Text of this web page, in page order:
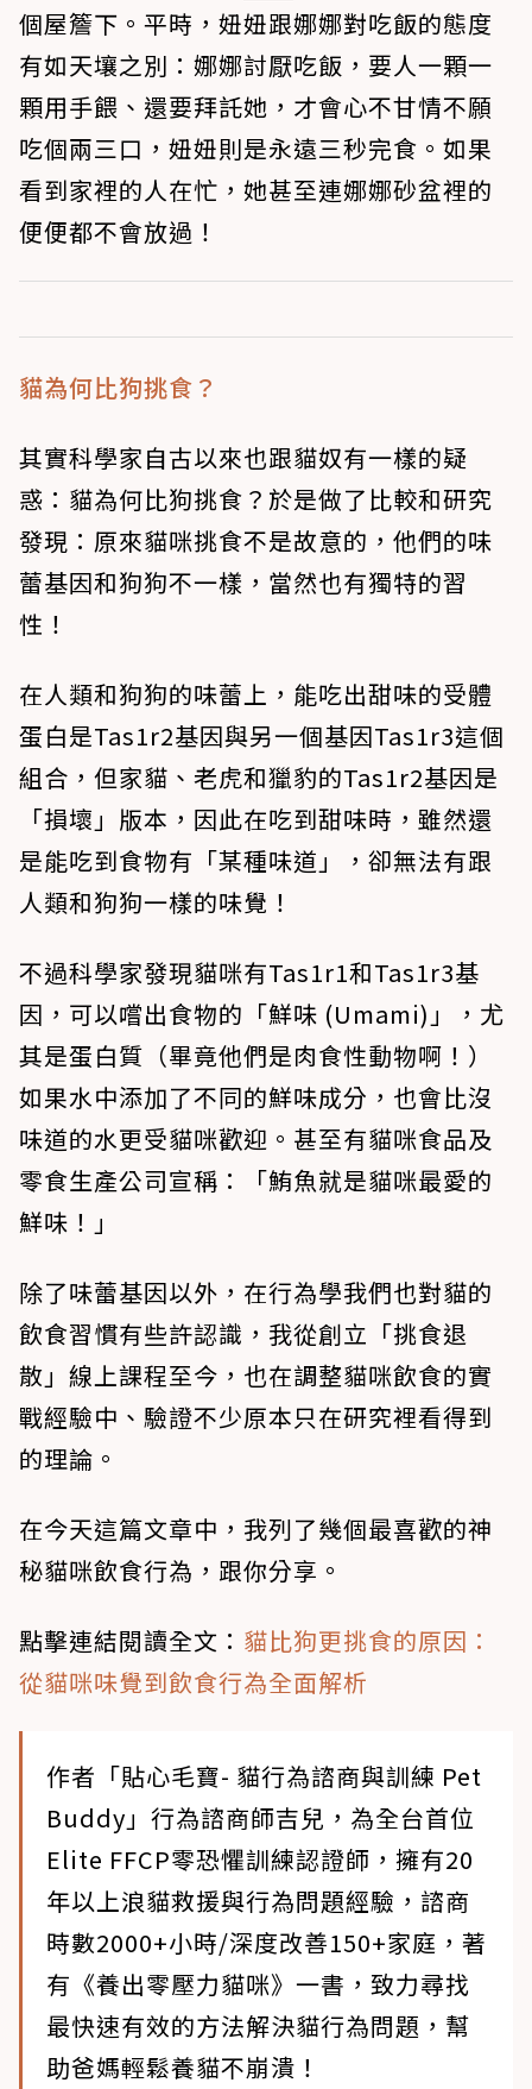
個屋簷下。平時，妞妞跟娜娜對吃飯的態度
有如天壤之別：娜娜討厭吃飯，要人一顆一
顆用手餵、還要拜託她，才會心不甘情不願
吃個兩三口，妞妞則是永遠三秒完食。如果
看到家裡的人在忙，她甚至連娜娜砂盆裡的
便便都不會放過！
貓為何比狗挑食？
其實科學家自古以來也跟貓奴有一樣的疑
惑：貓為何比狗挑食？於是做了比較和研究
發現：原來貓咪挑食不是故意的，他們的味
蕾基因和狗狗不一樣，當然也有獨特的習
性！
在人類和狗狗的味蕾上，能吃出甜味的受體
蛋白是Tas1r2基因與另一個基因Tas1r3這個
組合，但家貓、老虎和獵豹的Tas1r2基因是
「損壞」版本，因此在吃到甜味時，雖然還
是能吃到食物有「某種味道」，卻無法有跟
人類和狗狗一樣的味覺！
不過科學家發現貓咪有Tas1r1和Tas1r3基
因，可以嚐出食物的「鮮味 (Umami)」，尤
其是蛋白質（畢竟他們是肉食性動物啊！）
如果水中添加了不同的鮮味成分，也會比沒
味道的水更受貓咪歡迎。甚至有貓咪食品及
零食生產公司宣稱：「鮪魚就是貓咪最愛的
鮮味！」
除了味蕾基因以外，在行為學我們也對貓的
飲食習慣有些許認識，我從創立「挑食退
散」線上課程至今，也在調整貓咪飲食的實
戰經驗中、驗證不少原本只在研究裡看得到
的理論。
在今天這篇文章中，我列了幾個最喜歡的神
秘貓咪飲食行為，跟你分享。
點擊連結閱讀全文： 貓比狗更挑食的原因：
從貓咪味覺到飲食行為全面解析
作者「貼心毛寶- 貓行為諮商與訓練 Pet
Buddy」行為諮商師吉兒，為全台首位
Elite FFCP零恐懼訓練認證師，擁有20
年以上浪貓救援與行為問題經驗，諮商
時數2000+小時/深度改善150+家庭，著
有《養出零壓力貓咪》一書，致力尋找
最快速有效的方法解決貓行為問題，幫
助爸媽輕鬆養貓不崩潰！